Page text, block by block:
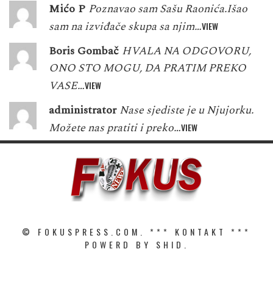
Mićo P Poznavao sam Sašu Raonića.Išao
sam na izviđače skupa sa njim…VIEW
Boris Gombač HVALA NA ODGOVORU,
ONO STO MOGU, DA PRATIM PREKO
VASE…VIEW
administrator Nase sjediste je u Njujorku.
Možete nas pratiti i preko…VIEW
© FOKUSPRESS.COM. *** KONTAKT
***
POWERD BY SHID.